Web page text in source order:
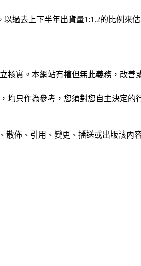
過去上下半年出貨量1:1.2的比例來
核實。本網站有權但無此義務，改善
均只作為參考，您須對您自主決定的
散佈、引用、變更、播送或出版該內